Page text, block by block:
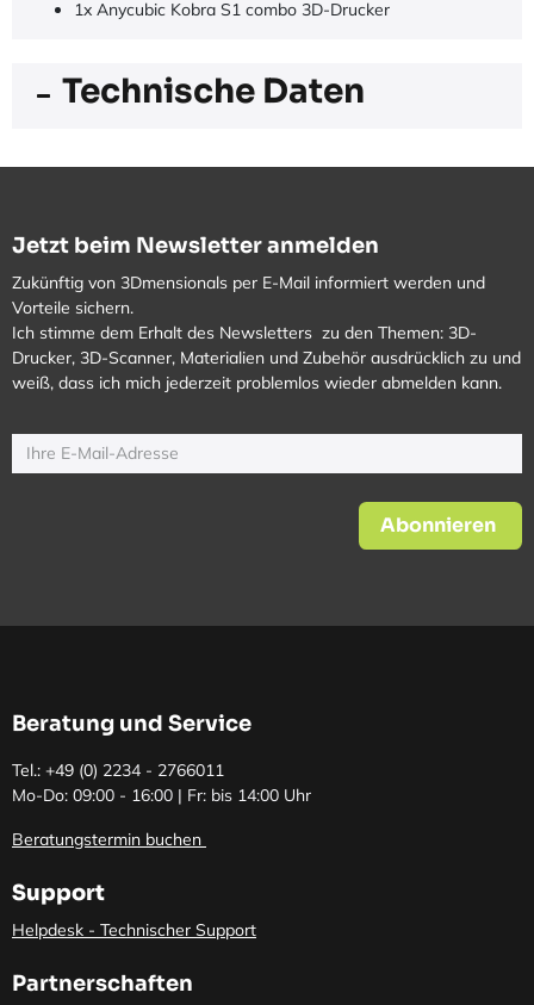
1x Anycubic Kobra S1 combo 3D-Drucker
Technische Daten
Jetzt beim Newsletter anmelden
Zukünftig von 3Dmensionals per E-Mail informiert werden und
Vorteile sichern.
Ich stimme dem Erhalt des Newsletters zu den Themen: 3D-
Drucker, 3D-Scanner, Materialien und Zubehör ausdrücklich zu und
weiß, dass ich mich jederzeit problemlos wieder abmelden kann.
Abonnieren
Beratung und Service
Tel.: +49 (0) 2234 - 2766011
Mo-Do: 09:00 - 16:00 | Fr: bis 14:00 Uhr
Beratungstermin buchen
Support
Helpdesk - Technischer Support
Partnerschaften